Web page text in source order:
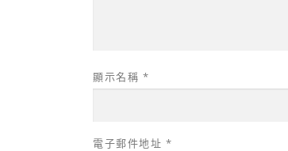
顯示名稱 *
電子郵件地址 *